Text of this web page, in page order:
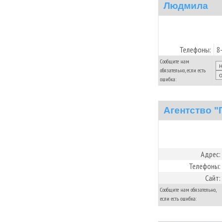
Людмила
Телефоны:
Сообщите нам
обязательно, если есть
ошибка:
Агентство
Адрес:
Телефоны:
Сайт:
Сообщите нам обязательно,
если есть ошибка: